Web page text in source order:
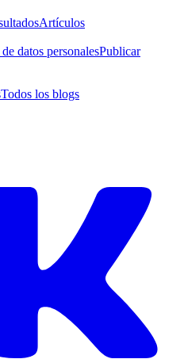
Artículos
datos personalesPublicar
Todos los blogs